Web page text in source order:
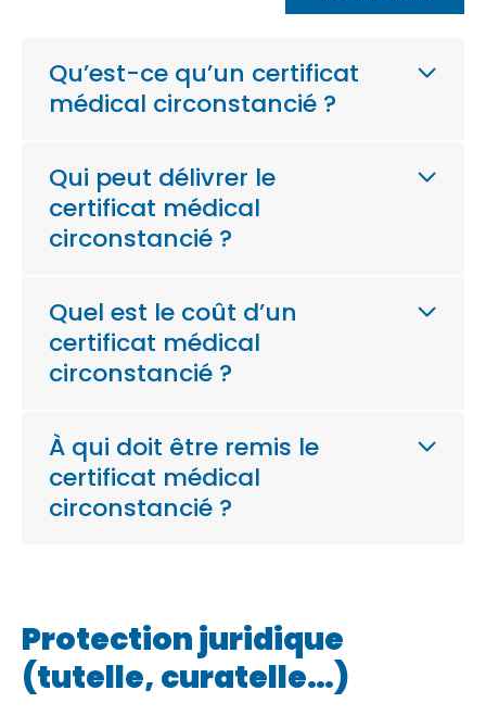
Qu’est-ce qu’un certificat
médical circonstancié ?
Qui peut délivrer le
certificat médical
circonstancié ?
Quel est le coût d’un
certificat médical
circonstancié ?
À qui doit être remis le
certificat médical
circonstancié ?
Protection juridique
(tutelle, curatelle…)